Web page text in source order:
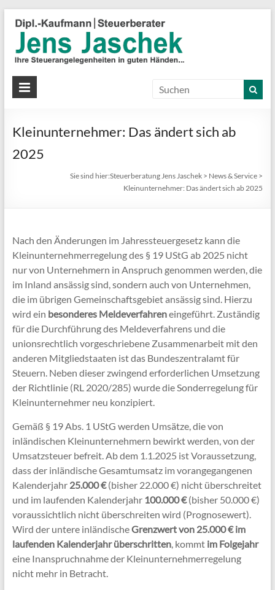
Kleinunternehmer: Das ändert sich ab
2025
Sie sind hier:Steuerberatung Jens Jaschek > News & Service >
Kleinunternehmer: Das ändert sich ab 2025
Nach den Änderungen im Jahressteuergesetz kann die
Kleinunternehmerregelung des § 19 UStG ab 2025 nicht
nur von Unternehmern in Anspruch genommen werden, die
im Inland ansässig sind, sondern auch von Unternehmen,
die im übrigen Gemeinschaftsgebiet ansässig sind. Hierzu
wird ein besonderes Meldeverfahreneingeführt. Zuständig
für die Durchführung des Meldeverfahrens und die
unionsrechtlich vorgeschriebene Zusammenarbeit mit den
anderen Mitgliedstaaten ist das Bundeszentralamt für
Steuern. Neben dieser zwingend erforderlichen Umsetzung
der Richtlinie (RL 2020/285) wurde die Sonderregelung für
Kleinunternehmer neu konzipiert.
Gemäß § 19 Abs. 1 UStG werden Umsätze, die von
inländischen Kleinunternehmern bewirkt werden, von der
Umsatzsteuer befreit. Ab dem 1.1.2025 ist Voraussetzung,
dass der inländische Gesamtumsatz im vorangegangenen
Kalenderjahr 25.000 €(bisher 22.000 €) nicht überschreitet
und im laufenden Kalenderjahr 100.000 €(bisher 50.000 €)
voraussichtlich nicht überschreiten wird (Prognosewert).
Wird der untere inländischeGrenzwert von 25.000 € im
laufenden Kalenderjahr überschritten, kommt im Folgejahr
eine Inanspruchnahme der Kleinunternehmerregelung
nicht mehr in Betracht.